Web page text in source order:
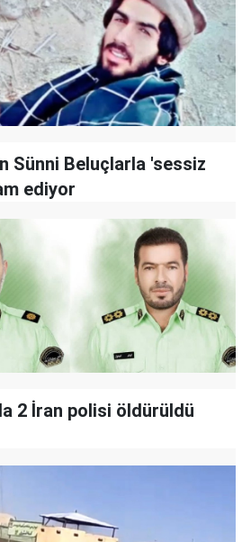
Sünni Beluçlarla 'sessiz
ediyor
2 İran polisi öldürüldü